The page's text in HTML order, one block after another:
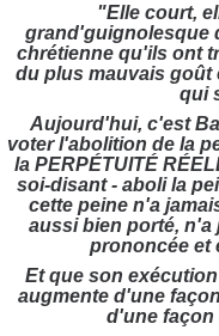
"Elle court,
grand'guignolesque
chrétienne qu'ils ont
du plus mauvais
qui
Aujourd'hui, c'est
voter l'abolition de la
la PERPÉTUITÉ
soi-disant - aboli la
cette peine n'a
aussi bien porté, n'a
prononcée et
Et que son
augmente d'une
d'une façon